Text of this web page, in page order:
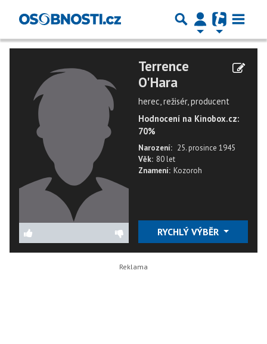
Terrence
O'Hara
herec, režisér, producent
Hodnocení na Kinobox.cz:
70%
Narození: 25. prosince 1945
Věk: 80 let
Znamení: Kozoroh
RYCHLÝ VÝBĚR